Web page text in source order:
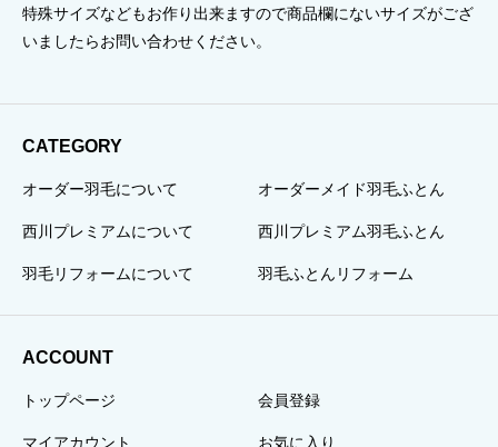
特殊サイズなどもお作り出来ますので商品欄にないサイズがござ
いましたらお問い合わせください。
CATEGORY
オーダー羽毛について オーダーメイド羽毛ふとん
西川プレミアムについて 西川プレミアム羽毛ふとん
羽毛リフォームについて 羽毛ふとんリフォーム
ACCOUNT
トップページ 会員登録
マイアカウント お気に入り